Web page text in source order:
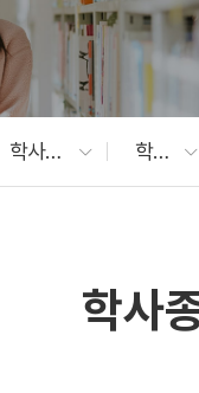
학사지원 학사정보
학사